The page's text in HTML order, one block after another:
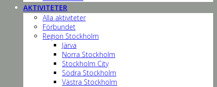
AKTIVITETER
Alla aktiviteter
Förbundet
Region Stockholm
Järva
Norra Stockholm
Stockholm City
Södra Stockholm
Västra Stockholm